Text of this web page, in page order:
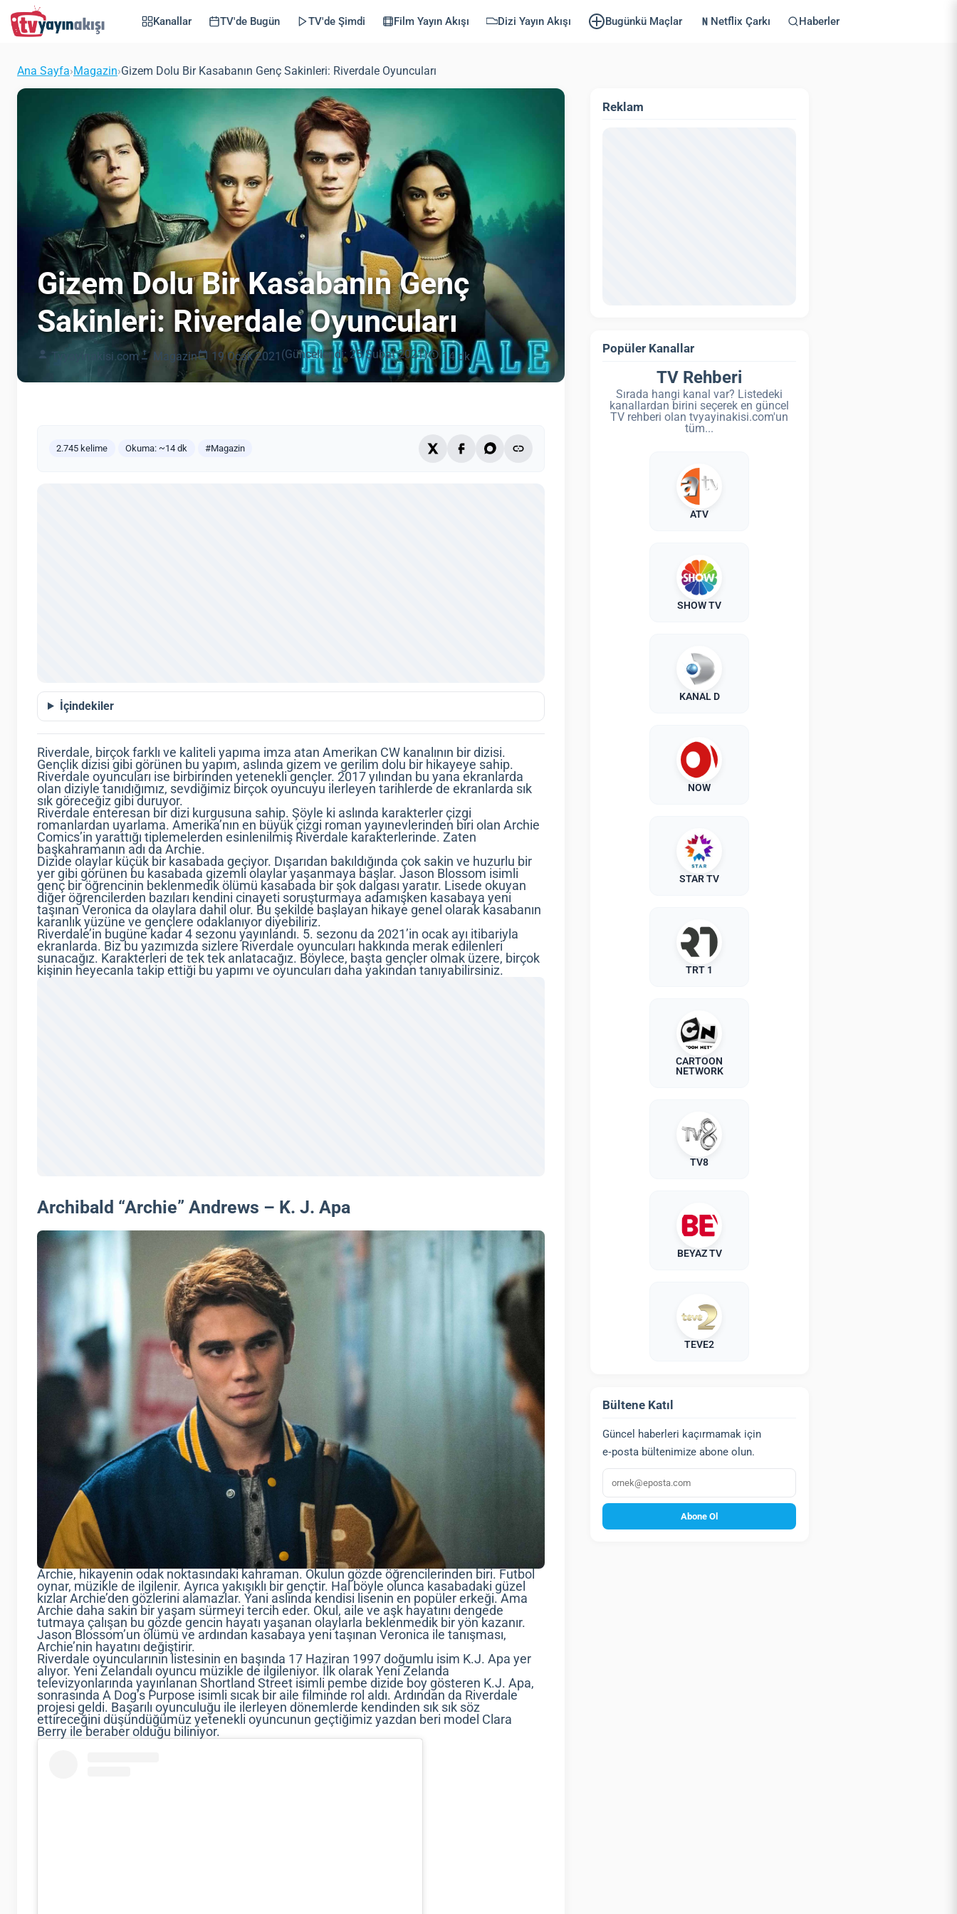
Kanallar TV'de Bugün TV'de Şimdi Film Yayın Akışı Dizi Yayın Akışı Bugünkü Maçlar Netflix Çarkı Haberler
Ana Sayfa›Magazin›Gizem Dolu Bir Kasabanın Genç Sakinleri: Riverdale Oyuncuları
Gizem Dolu Bir Kasabanın Genç
Sakinleri: Riverdale Oyuncuları
Tvyayinakisi.com Magazin 19 Ocak 2021 (Güncellendi: 25 Şubat 2021) 14 dk
2.745 kelime Okuma: ~14 dk #Magazin
İçindekiler
Riverdale, birçok farklı ve kaliteli yapıma imza atan Amerikan CW kanalının bir dizisi.
Gençlik dizisi gibi görünen bu yapım, aslında gizem ve gerilim dolu bir hikayeye sahip.
Riverdale oyuncuları ise birbirinden yetenekli gençler. 2017 yılından bu yana ekranlarda
olan diziyle tanıdığımız, sevdiğimiz birçok oyuncuyu ilerleyen tarihlerde de ekranlarda sık
sık göreceğiz gibi duruyor.
Riverdale enteresan bir dizi kurgusuna sahip. Şöyle ki aslında karakterler çizgi
romanlardan uyarlama. Amerika’nın en büyük çizgi roman yayınevlerinden biri olan Archie
Comics’in yarattığı tiplemelerden esinlenilmiş Riverdale karakterlerinde. Zaten
başkahramanın adı da Archie.
Dizide olaylar küçük bir kasabada geçiyor. Dışarıdan bakıldığında çok sakin ve huzurlu bir
yer gibi görünen bu kasabada gizemli olaylar yaşanmaya başlar. Jason Blossom isimli
genç bir öğrencinin beklenmedik ölümü kasabada bir şok dalgası yaratır. Lisede okuyan
diğer öğrencilerden bazıları kendini cinayeti soruşturmaya adamışken kasabaya yeni
taşınan Veronica da olaylara dahil olur. Bu şekilde başlayan hikaye genel olarak kasabanın
karanlık yüzüne ve gençlere odaklanıyor diyebiliriz.
Riverdale’in bugüne kadar 4 sezonu yayınlandı. 5. sezonu da 2021’in ocak ayı itibariyla
ekranlarda. Biz bu yazımızda sizlere Riverdale oyuncuları hakkında merak edilenleri
sunacağız. Karakterleri de tek tek anlatacağız. Böylece, başta gençler olmak üzere, birçok
kişinin heyecanla takip ettiği bu yapımı ve oyuncuları daha yakından tanıyabilirsiniz.
Archibald “Archie” Andrews – K. J. Apa
Archie, hikayenin odak noktasındaki kahraman. Okulun gözde öğrencilerinden biri. Futbol
oynar, müzikle de ilgilenir. Ayrıca yakışıklı bir gençtir. Hal böyle olunca kasabadaki güzel
kızlar Archie’den gözlerini alamazlar. Yani aslında kendisi lisenin en popüler erkeği. Ama
Archie daha sakin bir yaşam sürmeyi tercih eder. Okul, aile ve aşk hayatını dengede
tutmaya çalışan bu gözde gencin hayatı yaşanan olaylarla beklenmedik bir yön kazanır.
Jason Blossom’un ölümü ve ardından kasabaya yeni taşınan Veronica ile tanışması,
Archie’nin hayatını değiştirir.
Riverdale oyuncularının listesinin en başında 17 Haziran 1997 doğumlu isim K.J. Apa yer
alıyor. Yeni Zelandalı oyuncu müzikle de ilgileniyor. İlk olarak Yeni Zelanda
televizyonlarında yayınlanan Shortland Street isimli pembe dizide boy gösteren K.J. Apa,
sonrasında A Dog’s Purpose isimli sıcak bir aile filminde rol aldı. Ardından da Riverdale
projesi geldi. Başarılı oyunculuğu ile ilerleyen dönemlerde kendinden sık sık söz
ettireceğini düşündüğümüz yetenekli oyuncunun geçtiğimiz yazdan beri model Clara
Berry ile beraber olduğu biliniyor.
Reklam
Popüler Kanallar
TV Rehberi
Sırada hangi kanal var? Listedeki
kanallardan birini seçerek en güncel
TV rehberi olan tvyayinakisi.com'un
tüm...
ATV
SHOW TV
KANAL D
NOW
STAR TV
TRT 1
CARTOON
NETWORK
TV8
BEYAZ TV
TEVE2
Bültene Katıl
Güncel haberleri kaçırmamak için
e‑posta bültenimize abone olun.
E‑posta
Abone Ol